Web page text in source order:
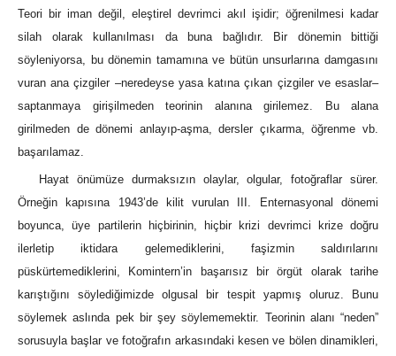
Teori bir iman değil, eleştirel devrimci akıl işidir; öğrenilmesi kadar
silah olarak kullanılması da buna bağlıdır. Bir dönemin bittiği
söyleniyorsa, bu dönemin tamamına ve bütün unsurlarına damgasını
vuran ana çizgiler –neredeyse yasa katına çıkan çizgiler ve esaslar–
saptanmaya girişilmeden teorinin alanına girilemez. Bu alana
girilmeden de dönemi anlayıp-aşma, dersler çıkarma, öğrenme vb.
başarılamaz.
Hayat önümüze durmaksızın olaylar, olgular, fotoğraflar sürer.
Örneğin kapısına 1943’de kilit vurulan III. Enternasyonal dönemi
boyunca, üye partilerin hiçbirinin, hiçbir krizi devrimci krize doğru
ilerletip iktidara gelemediklerini, faşizmin saldırılarını
püskürtemediklerini, Komintern’in başarısız bir örgüt olarak tarihe
karıştığını söylediğimizde olgusal bir tespit yapmış oluruz. Bunu
söylemek aslında pek bir şey söylememektir. Teorinin alanı “neden”
sorusuyla başlar ve fotoğrafın arkasındaki kesen ve bölen dinamikleri,